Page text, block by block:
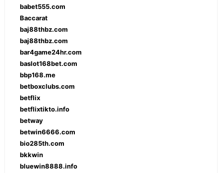
babet555.com
Baccarat
baj88thbz.com
baj88thbz.com
bar4game24hr.com
baslot168bet.com
bbp168.me
betboxclubs.com
betflix
betflixtikto.info
betway
betwin6666.com
bio285th.com
bkkwin
bluewin8888.info